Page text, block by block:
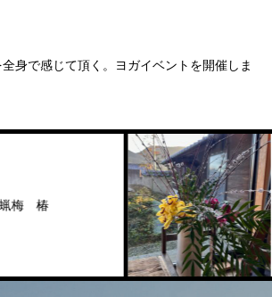
身で感じて頂く。ヨガイベントを開催しま
椿